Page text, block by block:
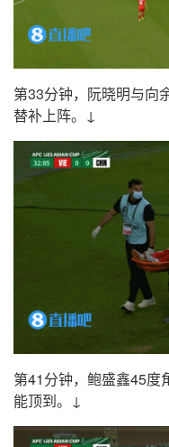
第33分钟，阮晓明与向
替补上阵。↓
第41分钟，鲍盛鑫45度
能顶到。↓